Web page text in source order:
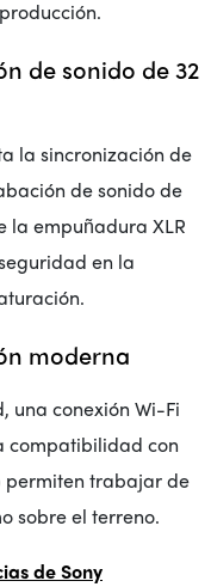
de sonido de 32
la sincronización de
de sonido de
la empuñadura XLR
en la
moderna
una conexión Wi-Fi
compatibilidad con
permiten trabajar de
sobre el terreno.
de Sony